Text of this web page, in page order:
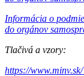
Informácia o
do orgánov
Tlačivá a vzory:
https://